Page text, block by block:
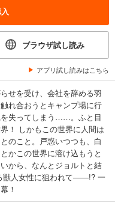
ブラウザ試し読み
アプリ試し読みはこちら
せを受け、会社を辞める羽
れ合おうとキャンプ場に行
を失ってしまう……。ふと目
！ しかもこの世界に人間は
のこと。戸惑いつつも、白
かこの世界に溶け込もうと
から、なんとジョルトと結
獣人女性に狙われて――!? 一
！